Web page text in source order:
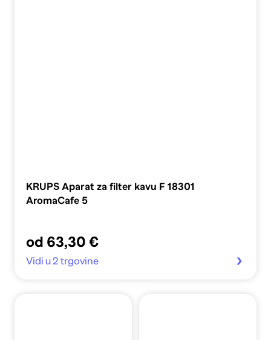
KRUPS Aparat za filter kavu F 18301
AromaCafe 5
od 63,30 €
Vidi u 2 trgovine